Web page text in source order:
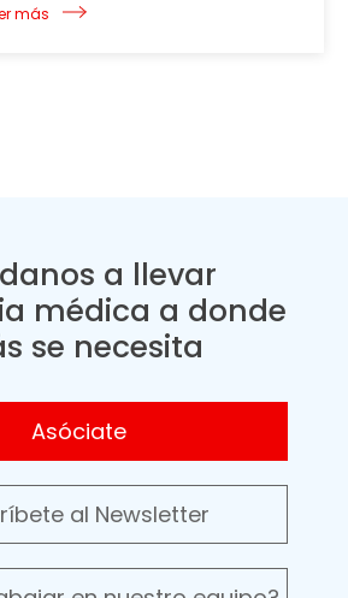
más
a llevar
médica a donde
se necesita
Asóciate
al Newsletter